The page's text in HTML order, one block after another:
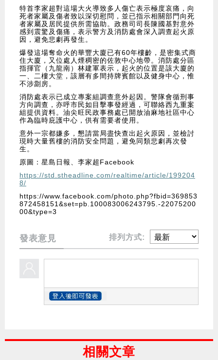
特首李家超對這場大火導致多人傷亡表示極度哀痛，向
死者家屬及傷者致以深切慰問，並已指示相關部門向死
者家屬及居民提供所需協助。政務司司長陳國基對意外
感到震驚及傷痛，表示警方及消防處會深入調查起火原
因，避免悲劇再發生。
爆發這場奪命火的華豐大廈已有60年樓齡，是密集式商
住大廈，又位處人煙稠密的佐敦中心地帶。消防處分區
指揮官（九龍南）林建軍表示，起火的位置是該大廈的
一、二樓大堂，該層有多間持牌賓館以及健身中心，惟
不涉劏房。
消防處表示已成立專案組調查意外起因。警隊會循刑事
方向調查，亦呼市民如目擊事發經過，可聯絡西九重案
組提供資料。油尖旺民政事務處已開放油麻地社區中心
作為臨時庇護中心，供有需要者使用。
意外一宗都嫌多，懇請當局盡快查出起火原因，並檢討
現時大量舊樓的消防安全問題，避免同類悲劇再次發
生。
原圖：星島日報、李家超Facebook
https://std.stheadline.com/realtime/article/199204
8/
https://www.facebook.com/photo.php?fbid=369853
872458151&set=pb.100083006243795.-22075200
00&type=3
發表意見 排列方式:
相關文章